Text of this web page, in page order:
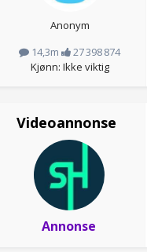
Anonym
14,3m
27 398 874
Kjønn: Ikke viktig
Videoannonse
Annonse